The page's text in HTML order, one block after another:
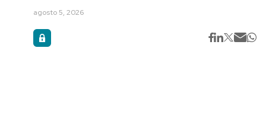
agosto 5, 2026